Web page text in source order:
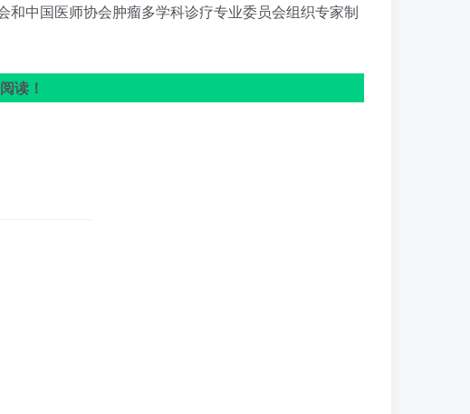
中国医师协会肿瘤多学科诊疗专业委员会组织专家制
读！